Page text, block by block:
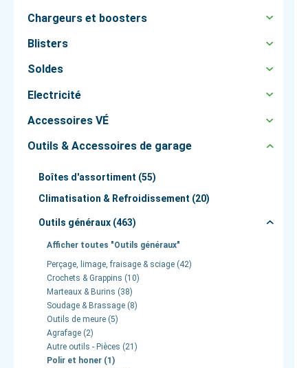
Chargeurs et boosters
Blisters
Soldes
Electricité
Accessoires VÉ
Outils & Accessoires de garage
Boîtes d'assortiment (55)
Climatisation & Refroidissement (20)
Outils généraux (463)
Afficher toutes "Outils généraux"
Perçage, limage, fraisage & sciage (42)
Crochets & Grappins (10)
Marteaux & Burins (38)
Soudage & Brassage (8)
Outils de meure (5)
Agrafage (2)
Autre outils - Pièces (21)
Polir et honer (1)